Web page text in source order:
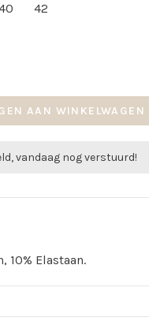
42
AAN WINKELWAGEN
vandaag nog verstuurd!
10% Elastaan.